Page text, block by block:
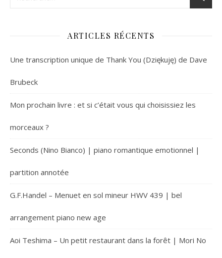
ARTICLES RÉCENTS
Une transcription unique de Thank You (Dziękuję) de Dave
Brubeck
Mon prochain livre : et si c’était vous qui choisissiez les
morceaux ?
Seconds (Nino Bianco) | piano romantique emotionnel |
partition annotée
G.F.Handel – Menuet en sol mineur HWV 439 | bel
arrangement piano new age
Aoi Teshima – Un petit restaurant dans la forêt | Mori No